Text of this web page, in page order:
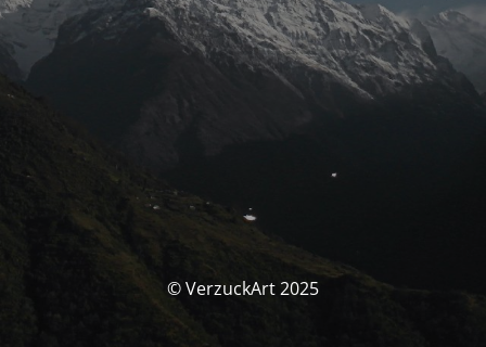
© VerzuckArt 2025